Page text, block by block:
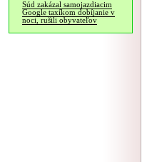
Súd zakázal samojazdiacim
Google taxíkom dobíjanie v
noci, rušili obyvateľov